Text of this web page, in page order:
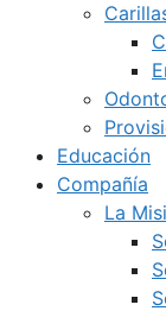
Educación
Compañía
La